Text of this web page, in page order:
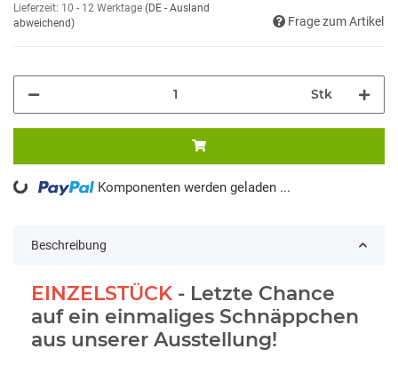
Lieferzeit: 10 - 12 Werktage (DE - Ausland
abweichend)
Frage zum Artikel
Stk
Komponenten werden geladen ...
Beschreibung
EINZELSTÜCK - Letzte Chance
auf ein einmaliges Schnäppchen
aus unserer Ausstellung!